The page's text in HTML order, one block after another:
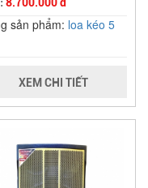
8.700.000 đ
sản phẩm: loa kéo 5
XEM CHI TIẾT